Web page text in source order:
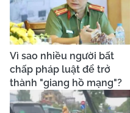
Vì sao nhiều người bất
chấp pháp luật để trở
thành "giang hồ mạng"?